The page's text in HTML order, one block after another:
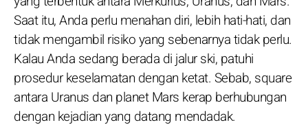
Saat itu, Anda perlu menahan diri, lebih hati-hati, dan
tidak mengambil risiko yang sebenarnya tidak perlu.
Kalau Anda sedang berada di jalur ski, patuhi
prosedur keselamatan dengan ketat. Sebab, square
antara Uranus dan planet Mars kerap berhubungan
dengan kejadian yang datang mendadak.